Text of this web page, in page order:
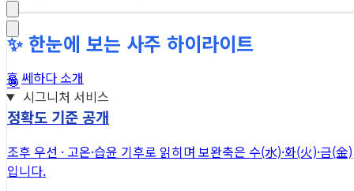
홈 쎄하다 소개
시그니처 서비스
✨ 한눈에 보는 사주 하이라이트
🎯
정확도 기준 공개
조후 우선 · 고온·습윤 기후로 읽히며 보완축은 수(水)·화(火)·금(金)
입니다.